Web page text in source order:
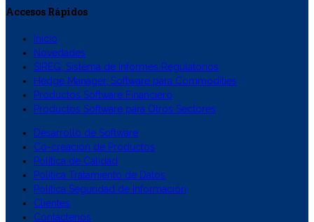
Accesos Rápidos
Inicio
Novedades
SIREG, Sistema de Informes Regulatorios
Hedge Manager, Software para Commodities
Productos Software Financiero
Productos Software para Otros Sectores
Desarrollo de Software
Co-creación de Productos
Política de Calidad
Política Tratamiento de Datos
Política Seguridad de Información
Clientes
Contáctenos